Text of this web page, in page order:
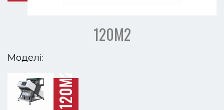
120М2
Моделі:
120М2